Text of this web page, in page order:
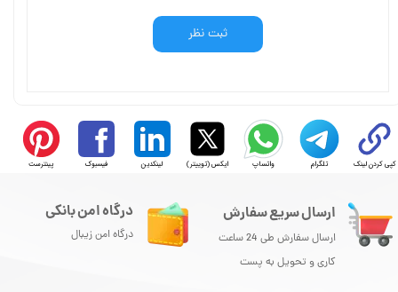
ثبت نظر
کپی کردن لینک تلگرام واتساپ ایکس (توییتر) لینکدین فیسبوک پینترست
ارسال سریع سفارش
ارسال سفارش طی 24 ساعت
کاری و تحویل به پست
درگاه امن بانکی
درگاه امن زیبال